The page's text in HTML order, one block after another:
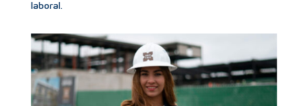
laboral.